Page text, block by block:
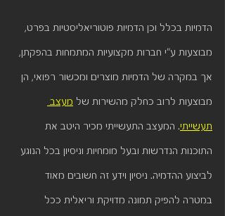
הדמיות בכלל וכן הדמיות פוטוריאליסטיות בפרט,
מבוצעות ע"י חברות מקצועיות המתמחות בהפקתן,
אך במקרה של הדמיות מוצרים ומכשור רפואי, הן
מבוצעות לרוב כחלק מהשירות של מעצב
תעשייתי. המעצב התעשייתי מכיר היטב את
התוכנות הנדרשות ובעל מומחיות וניסיון בכל הנוגע
לביצוע ההדמיה. ניסיון וידע זה חשובים מאוד
במטרה להפיק תמונה מדויקת וריאלית ככל